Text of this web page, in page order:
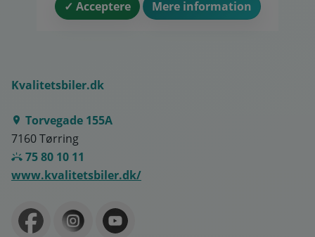
✓ Acceptere
Mere information
Kvalitetsbiler.dk
Torvegade 155A
7160 Tørring
75 80 10 11
www.kvalitetsbiler.dk/